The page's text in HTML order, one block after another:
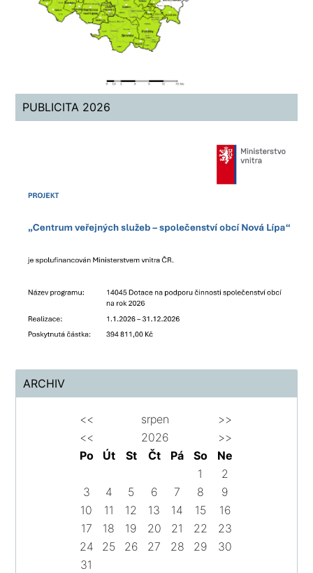
PUBLICITA 2026
ARCHIV
<< srpen
>>
<<
2026
>>
Po
Út St Čt Pá So
Ne
1
2
3
4 5 6 7 8
9
10
11 12 13 14 15
16
17
18 19 20 21 22
23
24
25 26 27 28 29
30
31